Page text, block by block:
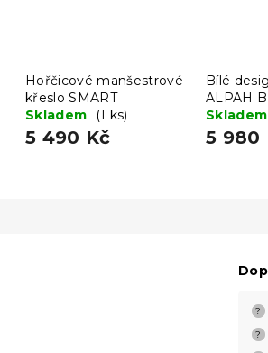
Hořčicové manšestrové
křeslo SMART
Skladem
(1 ks)
5 490 Kč
Bílé
ALPAH B
Skladem
5 980
?
?